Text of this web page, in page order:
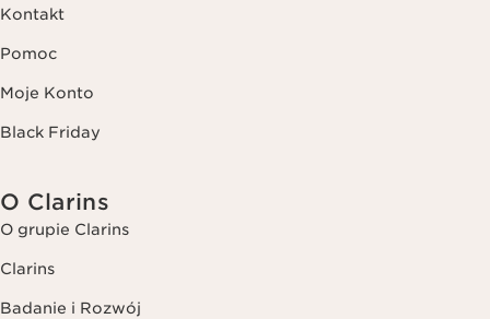
Kontakt
Pomoc
Moje Konto
Black Friday
O Clarins
O grupie Clarins
Clarins
Badanie i Rozwój